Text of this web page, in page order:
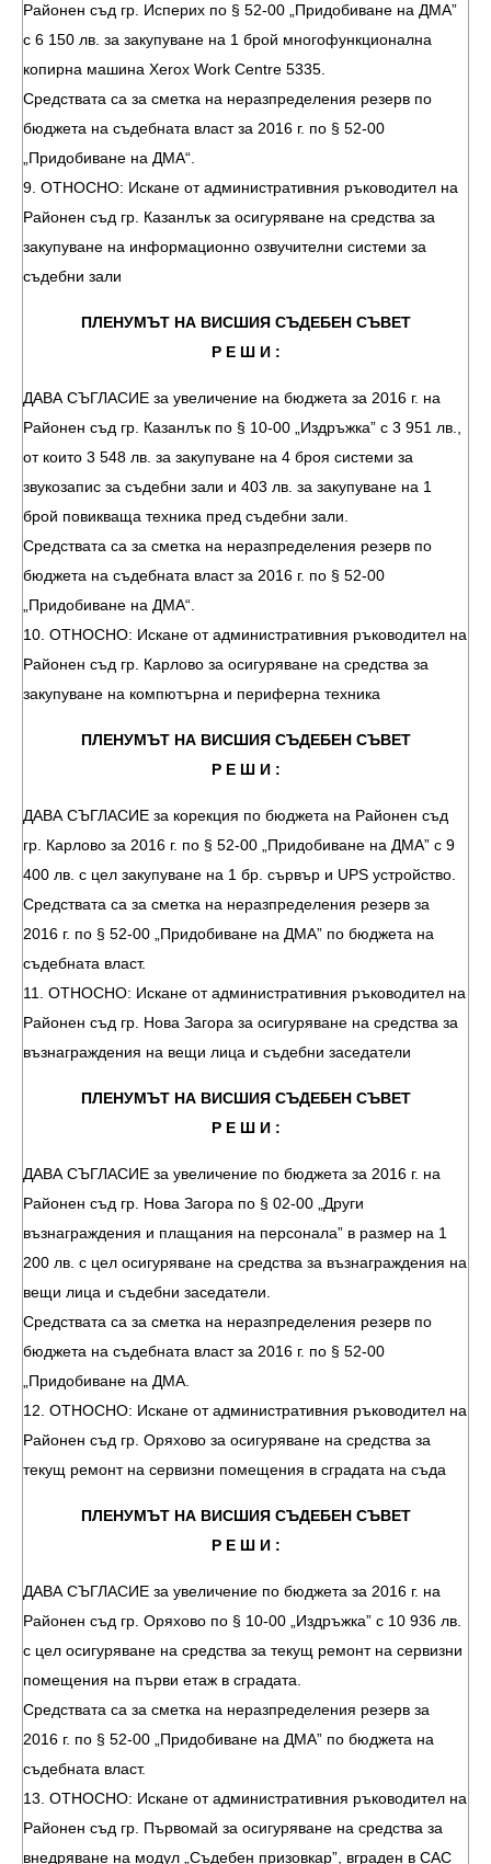
Районен съд гр. Исперих по § 52-00 „Придобиване на ДМА”
с 6 150 лв. за закупуване на 1 брой многофункционална
копирна машина Xerox Work Centre 5335.
Средствата са за сметка на неразпределения резерв по
бюджета на съдебната власт за 2016 г. по § 52-00
„Придобиване на ДМА“.
9. ОТНОСНО: Искане от административния ръководител на
Районен съд гр. Казанлък за осигуряване на средства за
закупуване на информационно озвучителни системи за
съдебни зали
ПЛЕНУМЪТ НА ВИСШИЯ СЪДЕБЕН СЪВЕТ
Р Е Ш И :
ДАВА СЪГЛАСИЕ за увеличение на бюджета за 2016 г. на
Районен съд гр. Казанлък по § 10-00 „Издръжка” с 3 951 лв.,
от които 3 548 лв. за закупуване на 4 броя системи за
звукозапис за съдебни зали и 403 лв. за закупуване на 1
брой повикваща техника пред съдебни зали.
Средствата са за сметка на неразпределения резерв по
бюджета на съдебната власт за 2016 г. по § 52-00
„Придобиване на ДМА“.
10. ОТНОСНО: Искане от административния ръководител на
Районен съд гр. Карлово за осигуряване на средства за
закупуване на компютърна и периферна техника
ПЛЕНУМЪТ НА ВИСШИЯ СЪДЕБЕН СЪВЕТ
Р Е Ш И :
ДАВА СЪГЛАСИЕ за корекция по бюджета на Районен съд
гр. Карлово за 2016 г. по § 52-00 „Придобиване на ДМА” с 9
400 лв. с цел закупуване на 1 бр. сървър и UPS устройство.
Средствата са за сметка на неразпределения резерв за
2016 г. по § 52-00 „Придобиване на ДМА” по бюджета на
съдебната власт.
11. ОТНОСНО: Искане от административния ръководител на
Районен съд гр. Нова Загора за осигуряване на средства за
възнаграждения на вещи лица и съдебни заседатели
ПЛЕНУМЪТ НА ВИСШИЯ СЪДЕБЕН СЪВЕТ
Р Е Ш И :
ДАВА СЪГЛАСИЕ за увеличение по бюджета за 2016 г. на
Районен съд гр. Нова Загора по § 02-00 „Други
възнаграждения и плащания на персонала” в размер на 1
200 лв. с цел осигуряване на средства за възнаграждения на
вещи лица и съдебни заседатели.
Средствата са за сметка на неразпределения резерв по
бюджета на съдебната власт за 2016 г. по § 52-00
„Придобиване на ДМА.
12. ОТНОСНО: Искане от административния ръководител на
Районен съд гр. Оряхово за осигуряване на средства за
текущ ремонт на сервизни помещения в сградата на съда
ПЛЕНУМЪТ НА ВИСШИЯ СЪДЕБЕН СЪВЕТ
Р Е Ш И :
ДАВА СЪГЛАСИЕ за увеличение по бюджета за 2016 г. на
Районен съд гр. Оряхово по § 10-00 „Издръжка” с 10 936 лв.
с цел осигуряване на средства за текущ ремонт на сервизни
помещения на първи етаж в сградата.
Средствата са за сметка на неразпределения резерв за
2016 г. по § 52-00 „Придобиване на ДМА” по бюджета на
съдебната власт.
13. ОТНОСНО: Искане от административния ръководител на
Районен съд гр. Първомай за осигуряване на средства за
внедряване на модул „Съдебен призовкар”, вграден в САС